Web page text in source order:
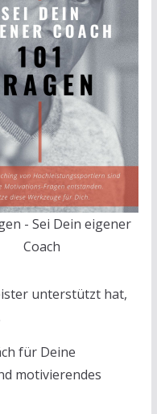
- Sei Dein eigener
Coach
unterstützt hat,
für Deine
motivierendes